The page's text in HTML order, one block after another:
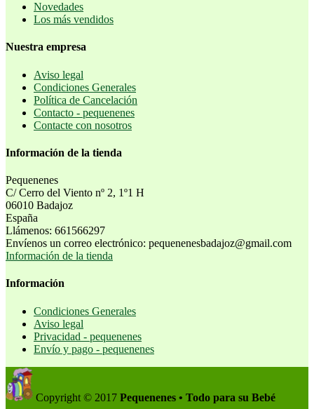
Novedades
Los más vendidos
Nuestra empresa
Aviso legal
Condiciones Generales
Política de Cancelación
Contacto - pequenenes
Contacte con nosotros
Información de la tienda
Pequenenes
C/ Cerro del Viento nº 2, 1º1 H
06010 Badajoz
España
Llámenos: 661566297
Envíenos un correo electrónico: pequenenesbadajoz@gmail.com
Información de la tienda
Información
Condiciones Generales
Aviso legal
Privacidad - pequenenes
Envío y pago - pequenenes
Copyright © 2017 Pequenenes • Todo para su Bebé